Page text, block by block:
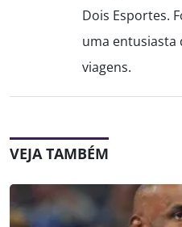
Dois Esportes.
uma entusiasta
viagens.
VEJA TAMBÉM